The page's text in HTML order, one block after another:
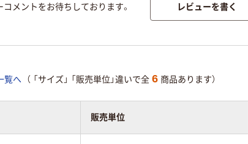
メントをお待ちしております。 レビューを書く
覧へ （ 「サイズ」 「販売単位」違いで全 6 商品あります）
販売単位